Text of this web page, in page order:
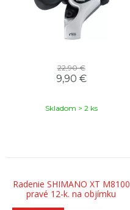
22,90 €
9,90 €
Skladom > 2 ks
Radenie SHIMANO XT M8100
pravé 12-k. na objímku